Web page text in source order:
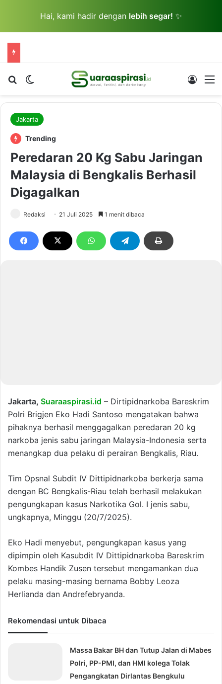
Hai, kami hadir dengan lebih segar! ✨
Cari berita...Switch skin Log In
Jakarta
Trending
Peredaran 20 Kg Sabu Jaringan
Malaysia di Bengkalis Berhasil
Digagalkan
Redaksi 21 Juli 2025 1 menit dibaca
Jakarta, Suaraaspirasi.id – Dirtipidnarkoba Bareskrim
Polri Brigjen Eko Hadi Santoso mengatakan bahwa
pihaknya berhasil menggagalkan peredaran 20 kg
narkoba jenis sabu jaringan Malaysia-Indonesia serta
menangkap dua pelaku di perairan Bengkalis, Riau.
Tim Opsnal Subdit IV Dittipidnarkoba berkerja sama
dengan BC Bengkalis-Riau telah berhasil melakukan
pengungkapan kasus Narkotika Gol. I jenis sabu,
ungkapnya, Minggu (20/7/2025).
Eko Hadi menyebut, pengungkapan kasus yang
dipimpin oleh Kasubdit IV Dittipidnarkoba Bareskrim
Kombes Handik Zusen tersebut mengamankan dua
pelaku masing-masing bernama Bobby Leoza
Herlianda dan Andrefebryanda.
Rekomendasi untuk Dibaca
Massa Bakar BH dan Tutup Jalan di Mabes
Polri, PP-PMI, dan HMI kolega Tolak
Pengangkatan Dirlantas Bengkulu